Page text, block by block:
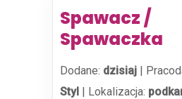
Spawacz /
Spawaczka
Dodane: dzisiaj |
Styl | Lokalizacja: